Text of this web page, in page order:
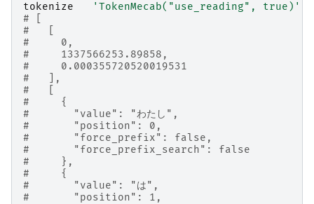
tokenize
'TokenMecab("use_reading", true)'
# [
#   [
#     0,
#     1337566253.89858,
#     0.000355720520019531
#   ],
#   [
#     {
#       "value": "わたし",
#       "position": 0,
#       "force_prefix": false,
#       "force_prefix_search": false
#     },
#     {
#       "value": "は",
#       "position": 1,